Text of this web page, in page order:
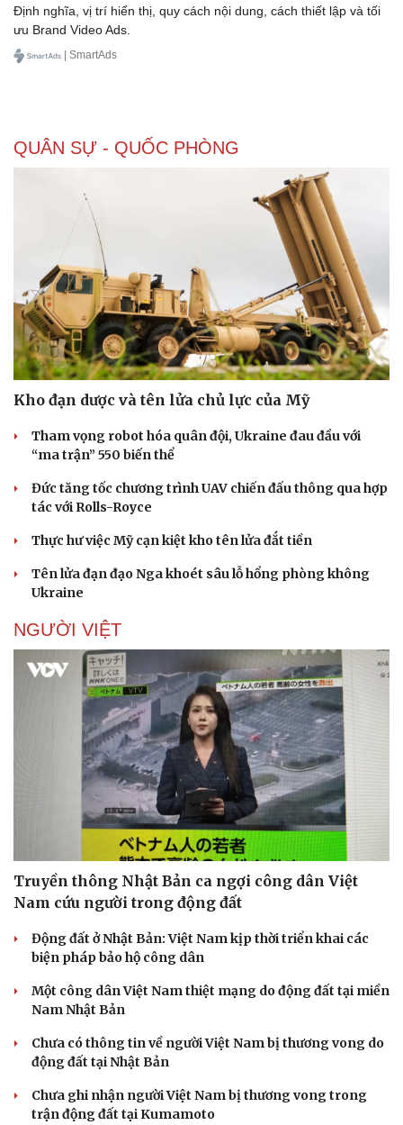
eSports
Hậu trường
Định nghĩa, vị trí hiển thị, quy cách nội dung, cách thiết lập và tối
ưu Brand Video Ads.
| SmartAds
QUÂN SỰ - QUỐC PHÒNG
Kho đạn dược và tên lửa chủ lực của Mỹ
Tham vọng robot hóa quân đội, Ukraine đau đầu với
“ma trận” 550 biến thể
Đức tăng tốc chương trình UAV chiến đấu thông qua hợp
tác với Rolls-Royce
Thực hư việc Mỹ cạn kiệt kho tên lửa đắt tiền
Tên lửa đạn đạo Nga khoét sâu lỗ hổng phòng không
Ukraine
NGƯỜI VIỆT
Truyền thông Nhật Bản ca ngợi công dân Việt
Nam cứu người trong động đất
Động đất ở Nhật Bản: Việt Nam kịp thời triển khai các
biện pháp bảo hộ công dân
Một công dân Việt Nam thiệt mạng do động đất tại miền
Nam Nhật Bản
Chưa có thông tin về người Việt Nam bị thương vong do
động đất tại Nhật Bản
Chưa ghi nhận người Việt Nam bị thương vong trong
trận động đất tại Kumamoto